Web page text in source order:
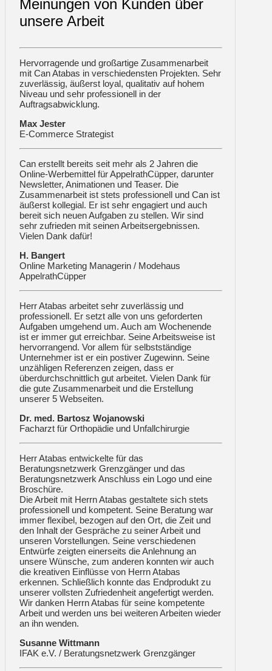
Meinungen von Kunden über
unsere Arbeit
Hervorragende und großartige Zusammenarbeit
mit Can Atabas in verschiedensten Projekten. Sehr
zuverlässig, äußerst loyal, qualitativ auf hohem
Niveau und sehr professionell in der
Auftragsabwicklung.
Max Jester
E-Commerce Strategist
Can erstellt bereits seit mehr als 2 Jahren die
Online-Werbemittel für AppelrathCüpper, darunter
Newsletter, Animationen und Teaser. Die
Zusammenarbeit ist stets professionell und Can ist
äußerst kollegial. Er ist sehr engagiert und auch
bereit sich neuen Aufgaben zu stellen. Wir sind
sehr zufrieden mit seinen Arbeitsergebnissen.
Vielen Dank dafür!
H. Bangert
Online Marketing Managerin / Modehaus
AppelrathCüpper
Herr Atabas arbeitet sehr zuverlässig und
professionell. Er setzt alle von uns geforderten
Aufgaben umgehend um. Auch am Wochenende
ist er immer gut erreichbar. Seine Arbeitsweise ist
hervorrangend. Vor allem für selbstständige
Unternehmer ist er ein postiver Zugewinn. Seine
unzähligen Referenzen zeigen, dass er
überdurchschnittlich gut arbeitet. Vielen Dank für
die gute Zusammenarbeit und die Erstellung
unserer 5 Webseiten.
Dr. med. Bartosz Wojanowski
Facharzt für Orthopädie und Unfallchirurgie
Herr Atabas entwickelte für das
Beratungsnetzwerk Grenzgänger und das
Beratungsnetzwerk Anschluss ein Logo und eine
Broschüre.
Die Arbeit mit Herrn Atabas gestaltete sich stets
professionell und kompetent. Seine Beratung war
immer flexibel, bezogen auf den Ort, die Zeit und
den Inhalt der Gespräche zu seiner Arbeit und
unseren Vorstellungen. Seine verschiedenen
Entwürfe zeigten einerseits die Anlehnung an
unsere Wünsche, zum anderen konnten wir auch
die kreativen Einflüsse von Herrn Atabas
erkennen. Schließlich konnte das Endprodukt zu
unserer vollsten Zufriedenheit angefertigt werden.
Wir danken Herrn Atabas für seine kompetente
Arbeit und werden uns bei weiteren Arbeiten wieder
an ihn wenden.
Susanne Wittmann
IFAK e.V. / Beratungsnetzwerk Grenzgänger